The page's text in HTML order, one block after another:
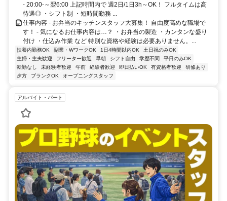
- 20:00-～翌6:00 上記時間内で 週2日/1日3h～OK！ フルタイムは高
待遇◎ ・シフト制 ・短時間勤務 ...
仕事内容 - お弁当のキッチンスタッフ大募集！ 自由度高めな職場で
す！ - 気になるお仕事内容は…？ ・お弁当の製造 ・カンタンな盛り
付け ・仕込み作業 など 特別な資格や経験は必要ありません。...
扶養内勤務OK 副業・WワークOK 1日4時間以内OK
土日祝のみOK
主婦・主夫歓迎
フリーター歓迎 早朝 シフト自由 学歴不問
平日のみOK
転勤なし
未経験者歓迎 午前 経験者歓迎 即日払いOK 有資格者歓迎
研修あり
夕方
ブランクOK オープニングスタッフ
アルバイト・パート